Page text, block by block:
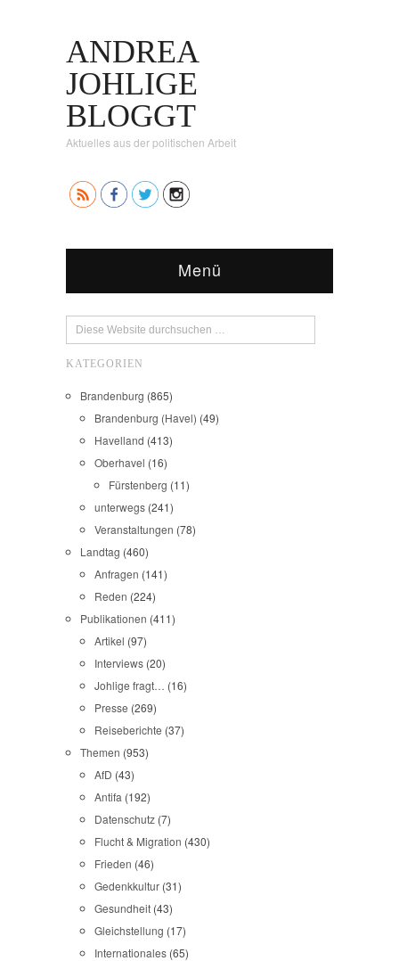
ANDREA
JOHLIGE
BLOGGT
Aktuelles aus der politischen Arbeit
Menü
KATEGORIEN
Brandenburg (865)
Brandenburg (Havel) (49)
Havelland (413)
Oberhavel (16)
Fürstenberg (11)
unterwegs (241)
Veranstaltungen (78)
Landtag (460)
Anfragen (141)
Reden (224)
Publikationen (411)
Artikel (97)
Interviews (20)
Johlige fragt… (16)
Presse (269)
Reiseberichte (37)
Themen (953)
AfD (43)
Antifa (192)
Datenschutz (7)
Flucht & Migration (430)
Frieden (46)
Gedenkkultur (31)
Gesundheit (43)
Gleichstellung (17)
Internationales (65)